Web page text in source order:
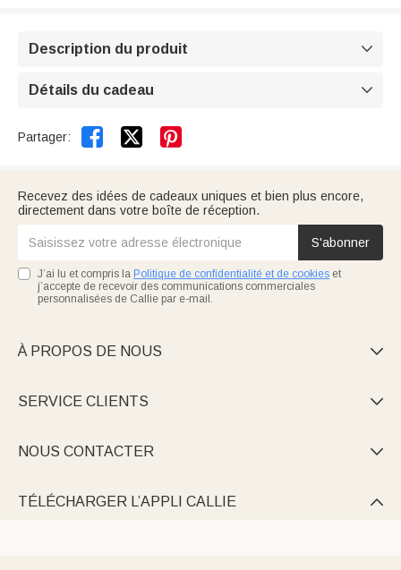
Description du produit 
Détails du cadeau 
Partager:  
Recevez des idées de cadeaux uniques et bien plus encore,
directement dans votre boîte de réception.
S'abonner
J’ai lu et compris la Politique de confidentialité et de cookies et
j’accepte de recevoir des communications commerciales
personnalisées de Callie par e-mail.
À PROPOS DE NOUS 
SERVICE CLIENTS 
NOUS CONTACTER 
TÉLÉCHARGER L’APPLI CALLIE 